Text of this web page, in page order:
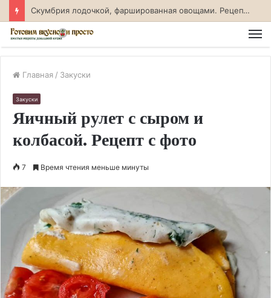
Судак. фаршированный креветками. Рецепт с фото
Главная / Закуски
Закуски
Яичный рулет с сыром и
колбасой. Рецепт с фото
7 Время чтения меньше минуты